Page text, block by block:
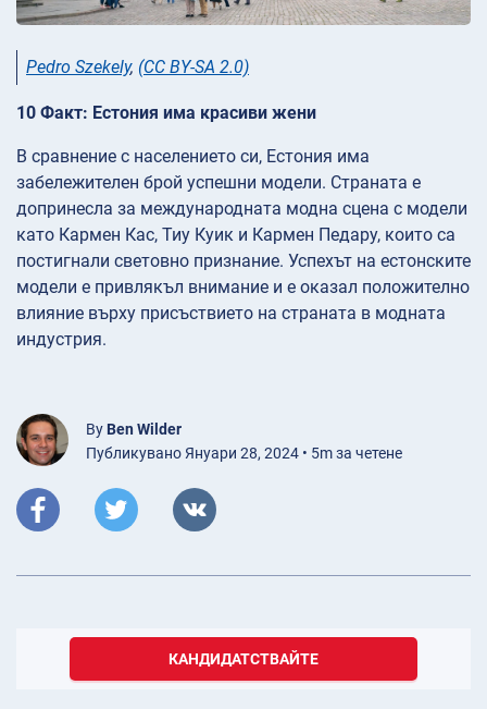
Pedro Szekely, (CC BY-SA 2.0)
10 Факт: Естония има красиви жени
В сравнение с населението си, Естония има
забележителен брой успешни модели. Страната е
допринесла за международната модна сцена с модели
като Кармен Кас, Тиу Куик и Кармен Педару, които са
постигнали световно признание. Успехът на естонските
модели е привлякъл внимание и е оказал положително
влияние върху присъствието на страната в модната
индустрия.
By Ben Wilder
Публикувано Януари 28, 2024 • 5m за четене
КАНДИДАТСТВАЙТЕ